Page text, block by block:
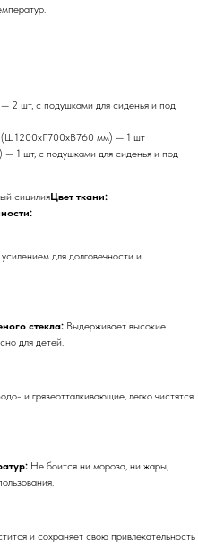
шт, с подушками для сиденья и под
(Ш1200хГ700хВ760 мм) — 1 шт
1 шт, с подушками для сиденья и под
сицилияЦвет ткани:
для долговечности и
стекла: Выдерживает высокие
для детей.
и грязеотталкивающие, легко чистятся
Не боится ни мороза, ни жары,
и сохраняет свою привлекательность